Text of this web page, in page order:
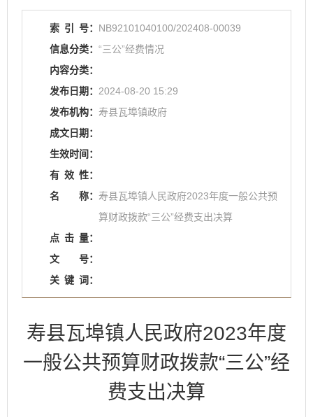
索 引 号： NB92101040100/202408-00039
信息分类： “三公”经费情况
内容分类：
发布日期： 2024-08-20 15:29
发布机构： 寿县瓦埠镇政府
成文日期：
生效时间：
有 效 性：
名
称： 寿县瓦埠镇人民政府2023年度一般公共预
算财政拨款“三公”经费支出决算
点 击 量：
文
号：
关 键 词：
寿县瓦埠镇人民政府2023年度
一般公共预算财政拨款“三公”经
费支出决算